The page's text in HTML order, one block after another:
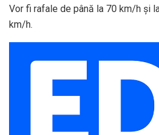
Vor fi rafale de până la 70 km/h și
km/h.